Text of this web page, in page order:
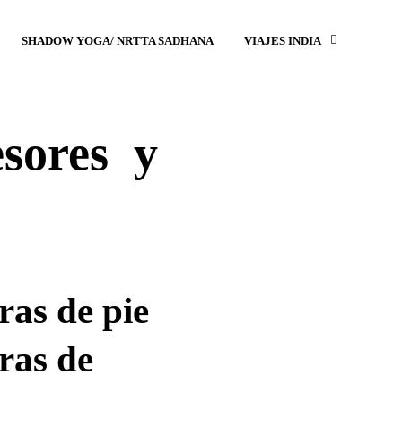
SHADOW YOGA/ NRTTA SADHANA VIAJES INDIA
y
de pie
de